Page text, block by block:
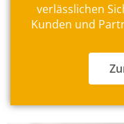
verlässlichen
Kunden und